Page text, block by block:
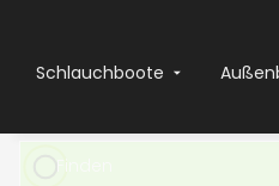
Schlauchboote